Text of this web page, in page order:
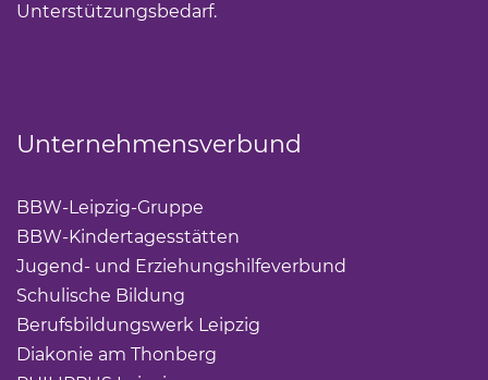
Unterstützungsbedarf.
Unternehmensverbund
BBW-Leipzig-Gruppe
BBW-Kindertagesstätten
Jugend- und Erziehungshilfeverbund
Schulische Bildung
Berufsbildungswerk Leipzig
Diakonie am Thonberg